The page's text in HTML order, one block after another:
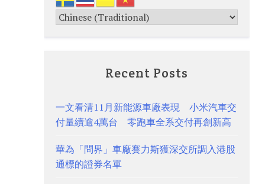
Recent Posts
一文看清11月新能源車廠表現 小米汽車交
付量續逾4萬台 零跑車全系交付再創新高
華為「問界」車廠賽力斯獲深交所調入港股
通標的證券名單